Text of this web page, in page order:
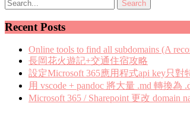
Recent Posts
Online tools to find all subdomains (A
長岡花火遊記+交通住宿攻略
設定Microsoft 365應用程式api key只對
用 vscode + pandoc 將大量 .md 轉換為
Microsoft 365 / Sharepoint 更改 domain